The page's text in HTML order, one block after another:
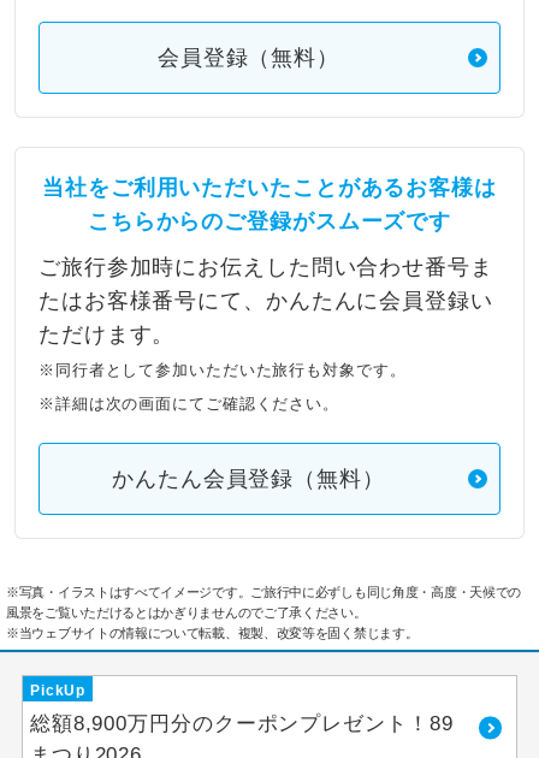
会員登録（無料）
当社をご利用いただいたことがあるお客様は
こちらからのご登録がスムーズです
ご旅行参加時にお伝えした問い合わせ番号ま
たはお客様番号にて、かんたんに会員登録い
ただけます。
※同行者として参加いただいた旅行も対象です。
※詳細は次の画面にてご確認ください。
かんたん会員登録（無料）
※写真・イラストはすべてイメージです。ご旅行中に必ずしも同じ角度・高度・天候での
風景をご覧いただけるとはかぎりませんのでご了承ください。
※当ウェブサイトの情報について転載、複製、改変等を固く禁じます。
PickUp
総額8,900万円分のクーポンプレゼント！89